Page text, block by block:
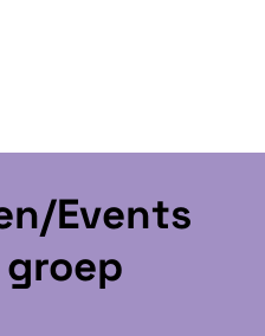
Events